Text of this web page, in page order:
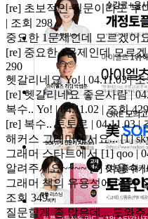
[re] 초보적인 질문이라도 부
| 조회 298
중요한 1문제인데 모르겠어
[re] 중요한 1문제인데 모르
290
헷갈리네요Yo! | 04.11.03 |
[re] 헷갈리네요좋은사람 |
복수.. Yo! | 04.11.02 | 조회 429
[re] 복수..토토로 | 04.11.03 |
해커스 그래머에서요...[1]
그래머 스타트에서[1] qoo |
알려주세요~~~~[2] 여용수 |
그래머 책의 유용성에 대한
조회 349
질문할게 좀 많은데... 도와주